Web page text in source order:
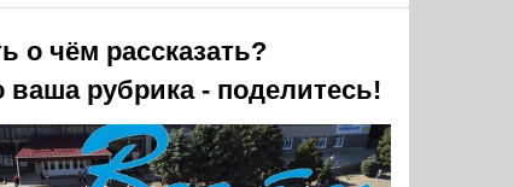
о чём рассказать?
ваша рубрика - поделитесь!